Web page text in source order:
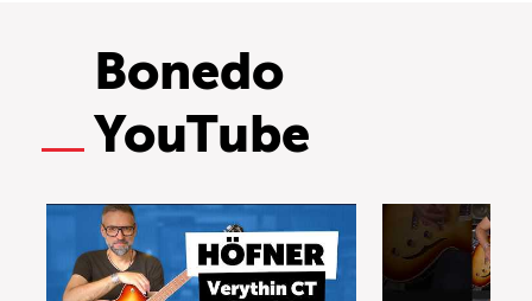
Bonedo
YouTube